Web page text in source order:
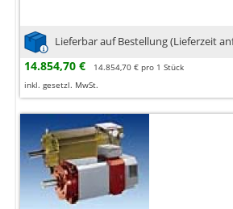
Lieferbar auf Bestellung (Lieferzeit
14.854,70 €
14.854,70 € pro 1 Stück
inkl. gesetzl. MwSt.